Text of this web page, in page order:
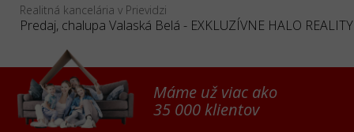
Realitná kancelária v Prievidzi
Predaj, chalupa Valaská Belá - EXKLUZÍVNE HALO REALITY
Máme už viac ako
35 000 klientov